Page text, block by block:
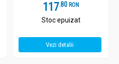
117.8 RON
Stoc epuizat
Vezi detalii